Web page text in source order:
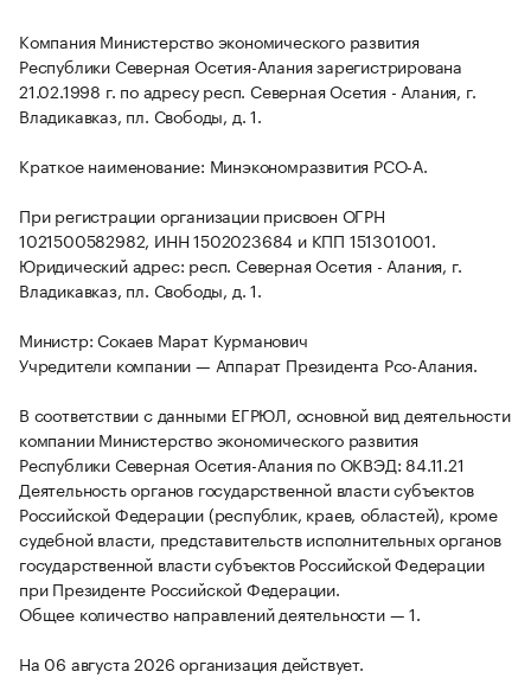
Компания Министерство экономического развития
Республики Северная Осетия-Алания зарегистрирована
21.02.1998 г. по адресу респ. Северная Осетия - Алания, г.
Владикавказ, пл. Свободы, д. 1.
Краткое наименование: Минэкономразвития РСО-А.
При регистрации организации присвоен ОГРН
1021500582982, ИНН 1502023684 и КПП 151301001.
Юридический адрес: респ. Северная Осетия - Алания, г.
Владикавказ, пл. Свободы, д. 1.
Министр: Сокаев Марат Курманович
Учредители компании — Аппарат Президента Рсо-Алания.
В соответствии с данными ЕГРЮЛ, основной вид деятельности
компании Министерство экономического развития
Республики Северная Осетия-Алания по ОКВЭД: 84.11.21
Деятельность органов государственной власти субъектов
Российской Федерации (республик, краев, областей), кроме
судебной власти, представительств исполнительных органов
государственной власти субъектов Российской Федерации
при Президенте Российской Федерации.
Общее количество направлений деятельности — 1.
На 06 августа 2026 организация действует.